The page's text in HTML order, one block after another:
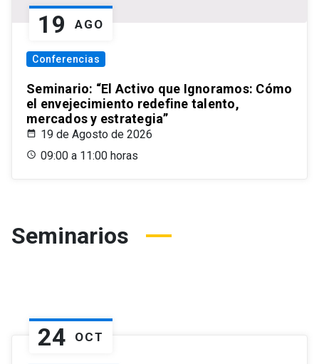
19 AGO
Conferencias
Seminario: “El Activo que Ignoramos: Cómo
el envejecimiento redefine talento,
mercados y estrategia”
19 de Agosto de 2026
09:00 a 11:00 horas
Seminarios
24 OCT